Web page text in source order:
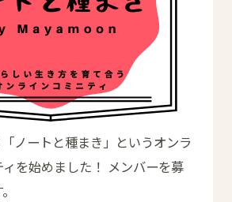
ノートと種まき」というオンラ
を始めました！ メンバーを募